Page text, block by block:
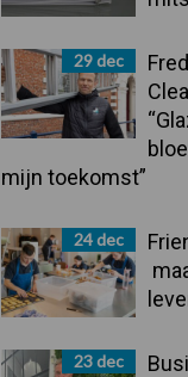
29 dec
mijn toekomst”
24 dec
23 dec